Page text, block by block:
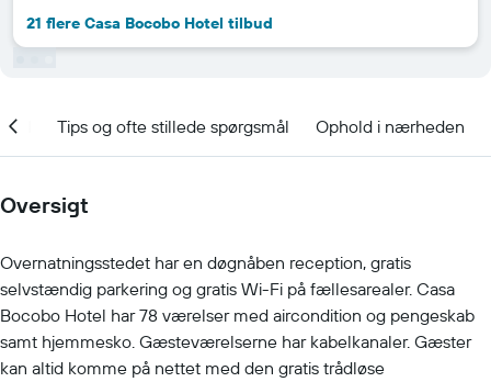
21 flere Casa Bocobo Hotel tilbud
Tips og ofte stillede spørgsmål Ophold i nærheden
Oversigt
Overnatningsstedet har en døgnåben reception, gratis
selvstændig parkering og gratis Wi-Fi på fællesarealer. Casa
Bocobo Hotel har 78 værelser med aircondition og pengeskab
samt hjemmesko. Gæsteværelserne har kabelkanaler. Gæster
kan altid komme på nettet med den gratis trådløse